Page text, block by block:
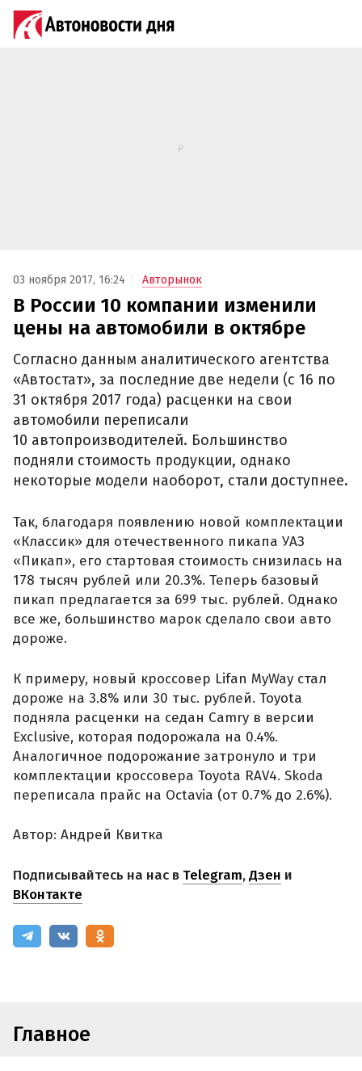
03 ноября 2017, 16:24 Авторынок
В России 10 компании изменили
цены на автомобили в октябре‍
Согласно данным аналитического агентства
«Автостат», за последние две недели (с 16 по
31 октября 2017 года) расценки на свои
автомобили переписали
10 автопроизводителей. Большинство
подняли стоимость продукции, однако
некоторые модели наоборот, стали доступнее.
Так, благодаря появлению новой комплектации
«Классик» для отечественного пикапа УАЗ
«Пикап», его стартовая стоимость снизилась на
178 тысяч рублей или 20.3%. Теперь базовый
пикап предлагается за 699 тыс. рублей. Однако
все же, большинство марок сделало свои авто
дороже.
К примеру, новый кроссовер Lifan MyWay стал
дороже на 3.8% или 30 тыс. рублей. Toyota
подняла расценки на седан Camry в версии
Exclusive, которая подорожала на 0.4%.
Аналогичное подорожание затронуло и три
комплектации кроссовера Toyota RAV4. Skoda
переписала прайс на Octavia (от 0.7% до 2.6%).
Автор: Андрей Квитка
Подписывайтесь на нас в Telegram,Дзен и
ВКонтакте
Главное